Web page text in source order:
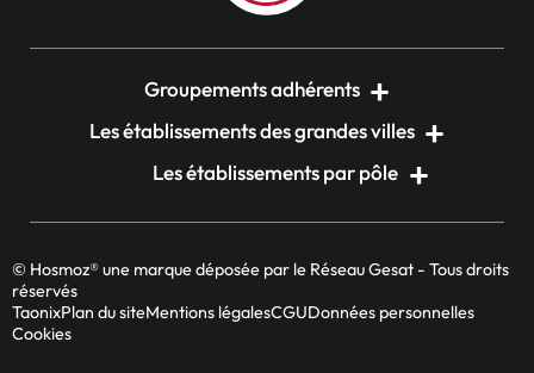
Groupements adhérents
Les établissements des grandes villes
Les établissements par pôle
© Hosmoz® une marque déposée par le Réseau Gesat - Tous droits
réservés
TaonixPlan du siteMentions légalesCGUDonnées personnelles
Cookies